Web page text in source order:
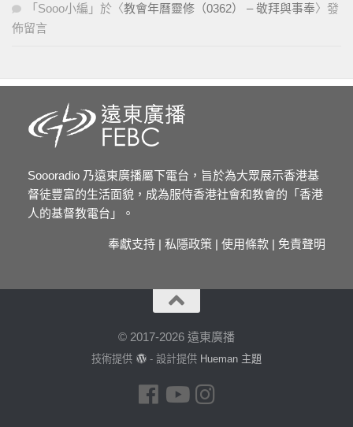
「 Sooo小編 」於〈教會年曆靈修（0362） – 敬拜與事奉〉發
佈留言
Soooradio 乃遠東廣播屬下電台，旨於為大眾展示香港基
督徒豐富的生活面貌，成為服侍香港社會和教會的「香港
人的基督教電台」。
奉獻支持 | 私隱政策 | 使用條款 | 免責聲明
© 2017-2026 遠東廣播
技術提供 - 設計提供 Hueman 主題